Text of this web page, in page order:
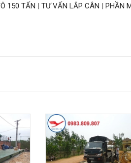
150 TẤN | TƯ VẤN LẮP CÂN | PHẦN